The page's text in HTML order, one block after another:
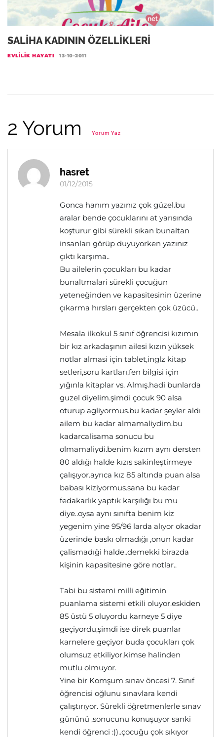
SALİHA KADININ ÖZELLİKLERİ
EVLILIK HAYATI 13-10-2011
2 Yorum Yorum Yaz
hasret
01/12/2015
Gonca hanım yazınız çok güzel.bu
aralar bende çocuklarını at yarısında
koşturur gibi sürekli sıkan bunaltan
insanları görüp duyuyorken yazınız
çıktı karşıma..
Bu ailelerin çocukları bu kadar
bunaltmalari sürekli çocuğun
yeteneğinden ve kapasitesinin üzerine
çıkarma hırsları gerçekten çok üzücü..
Mesala ilkokul 5 sınıf öğrencisi kızımın
bir kız arkadaşının ailesi kızın yüksek
notlar almasi için tablet,inglz kitap
setleri,soru kartları,fen bilgisi için
yığınla kitaplar vs. Almış.hadi bunlarda
guzel diyelim.şimdi çocuk 90 alsa
oturup agliyormus.bu kadar şeyler aldı
ailem bu kadar almamaliydim.bu
kadarcalisama sonucu bu
olmamaliydi.benim kızım aynı dersten
80 aldığı halde kızıs sakinleştirmeye
çalışıyor.ayrıca kız 85 altında puan alsa
babası kiziyormus.sana bu kadar
fedakarlık yaptık karşılığı bu mu
diye..oysa aynı sınıfta benim kiz
yegenim yine 95/96 larda alıyor okadar
üzerinde baskı olmadığı ,onun kadar
çalismadıği halde..demekki birazda
kişinin kapasitesine göre notlar..
Tabi bu sistemi milli eğitimin
puanlama sistemi etkili oluyor.eskiden
85 üstü 5 oluyordu karneye 5 diye
geçiyordu,şimdi ise direk puanlar
karnelere geçiyor buda çocukları çok
olumsuz etkiliyor.kimse halinden
mutlu olmuyor.
Yine bir Komşum sınav öncesi 7. Sınıf
öğrencisi oğlunu sınavlara kendi
çalıştırıyor. Sürekli öğretmenlerle sınav
gününü ,sonucunu konuşuyor sanki
kendi öğrenci :))..çocuğu çok sıkıyor